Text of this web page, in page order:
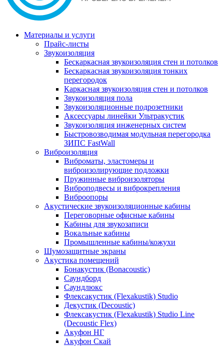
Материалы и услуги
Прайс-листы
Звукоизоляция
Бескаркасная звукоизоляция стен и потолков
Бескаркасная звукоизоляция тонких
перегородок
Каркасная звукоизоляция стен и потолков
Звукоизоляция пола
Звукоизоляционные подрозетники
Аксессуары линейки Ультракустик
Звукоизоляция инженерных систем
Быстровозводимая модульная перегородка
ЗИПС FastWall
Виброизоляция
Виброматы, эластомеры и
виброизолирующие подложки
Пружинные виброизоляторы
Виброподвесы и виброкрепления
Виброопоры
Акустические звукоизоляционные кабины
Переговорные офисные кабины
Кабины для звукозаписи
Вокальные кабины
Промышленные кабины/кожухи
Шумозащитные экраны
Акустика помещений
Бонакустик (Bonacoustic)
Саундборд
Саундлюкс
Флексакустик (Flexakustik) Studio
Декустик (Decoustic)
Флексакустик (Flexakustik) Studio Line
(Decoustic Flex)
Акуфон НГ
Акуфон Скай